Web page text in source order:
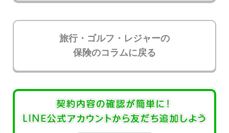
旅行・ゴルフ・レジャーの
保険のコラムに戻る